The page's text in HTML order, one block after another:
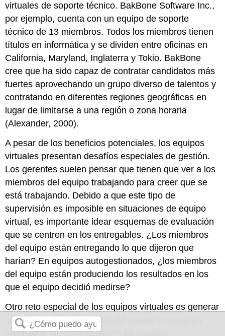
virtuales de soporte técnico. BakBone Software Inc.,
por ejemplo, cuenta con un equipo de soporte
técnico de 13 miembros. Todos los miembros tienen
títulos en informática y se dividen entre oficinas en
California, Maryland, Inglaterra y Tokio. BakBone
cree que ha sido capaz de contratar candidatos más
fuertes aprovechando un grupo diverso de talentos y
contratando en diferentes regiones geográficas en
lugar de limitarse a una región o zona horaria
(Alexander, 2000).
A pesar de los beneficios potenciales, los equipos
virtuales presentan desafíos especiales de gestión.
Los gerentes suelen pensar que tienen que ver a los
miembros del equipo trabajando para creer que se
está trabajando. Debido a que este tipo de
supervisión es imposible en situaciones de equipo
virtual, es importante idear esquemas de evaluación
que se centren en los entregables. ¿Los miembros
del equipo están entregando lo que dijeron que
harían? En equipos autogestionados, ¿los miembros
del equipo están produciendo los resultados en los
que el equipo decidió medirse?
Otro reto especial de los equipos virtuales es generar
confianza. ¿Los miembros del equipo entregarán
resultados tal como lo harían en equipos